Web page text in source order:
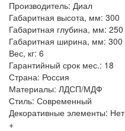
Производитель: Диал
Габаритная высота, мм: 300
Габаритная глубина, мм: 250
Габаритная ширина, мм: 300
Вес, кг: 6
Гарантийный срок мес.: 18
Страна: Россия
Материалы: ЛДСП/МДФ
Стиль: Современный
Декоративные элементы: Нет
+